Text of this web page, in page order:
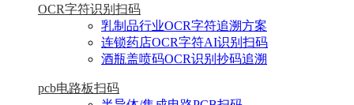
OCR字符识别扫码
乳制品行业OCR字符追溯方案
连锁药店OCR字符AI识别扫码
酒瓶盖喷码OCR识别抄码追溯
pcb电路板扫码